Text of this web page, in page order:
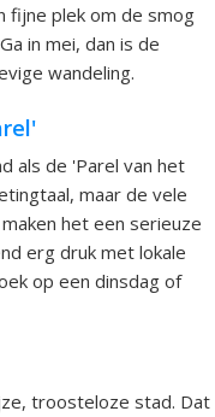
fijne plek om de smog
in mei, dan is de
wandeling.
als de 'Parel van het
maar de vele
het een serieuze
erg druk met lokale
op een dinsdag of
troosteloze stad. Dat